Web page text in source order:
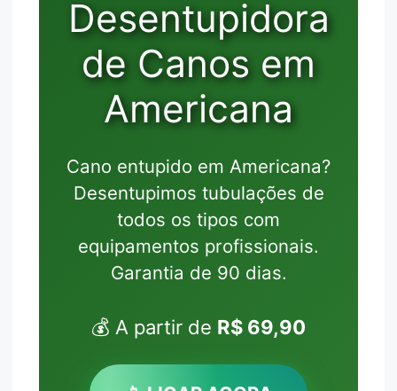
Desentupidora
de Canos em
Americana
Cano entupido em Americana?
Desentupimos tubulações de
todos os tipos com
equipamentos profissionais.
Garantia de 90 dias.
💰 A partir de R$ 69,90